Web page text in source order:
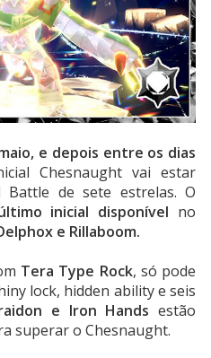
e depois entre os dias
Chesnaught vai estar
Battle de sete estrelas. O
inicial disponível no
e Rillaboom.
Tera Type Rock, só pode
lock, hidden ability e seis
e Iron Hands estão
superar o Chesnaught.